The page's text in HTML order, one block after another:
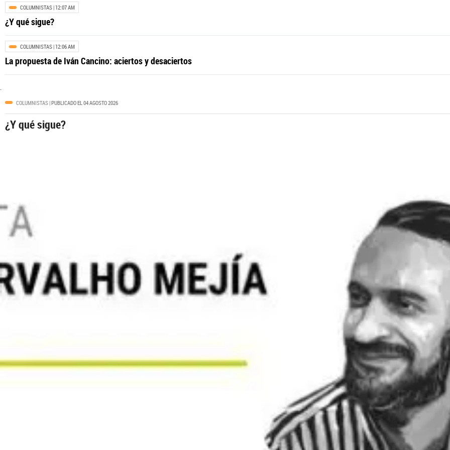
$100 millones por mil votos: así fue la propuesta indecente de auxiliar de Registraduría a candidata al
COLUMNISTAS| 12:07 AM
¿Y qué sigue?
COLUMNISTAS| 12:06 AM
La propuesta de Iván Cancino: aciertos y desaciertos
.
COLUMNISTAS| PUBLICADO EL 04 AGOSTO 2026
¿Y qué sigue?